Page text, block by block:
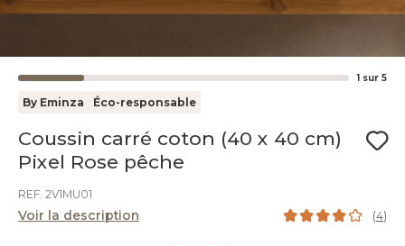
1 sur 5
By Eminza Éco-responsable
Coussin carré coton (40 x 40 cm)
Pixel Rose pêche
REF. 2V1MU01
Voir la description (4)